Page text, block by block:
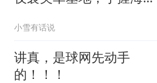
小雪有话说
讲真，是球网先动手
的！！！